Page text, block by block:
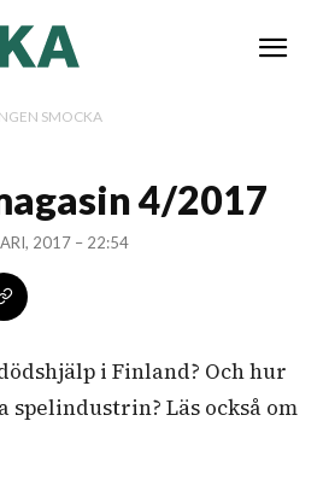
SMOCKA
4/2017
2017 – 22:54
i Finland? Och hur
spelindustrin? Läs också om